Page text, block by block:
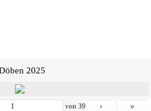
2025
von 39 › »